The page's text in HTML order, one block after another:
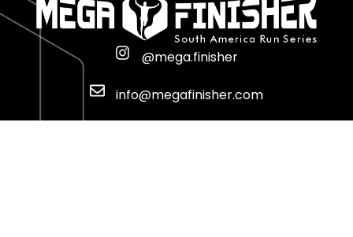
@mega.finisher
info@megafinisher.com